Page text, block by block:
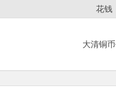
花钱
大清铜